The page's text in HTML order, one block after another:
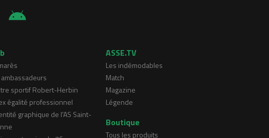
ambassadeurs
sportif Robert-Herbin
égalité professionnel
graphique de l'AS Saint-
ASSE.TV
Les indémodables
Match
Magazine
Légende
Boutique
Tous les produits